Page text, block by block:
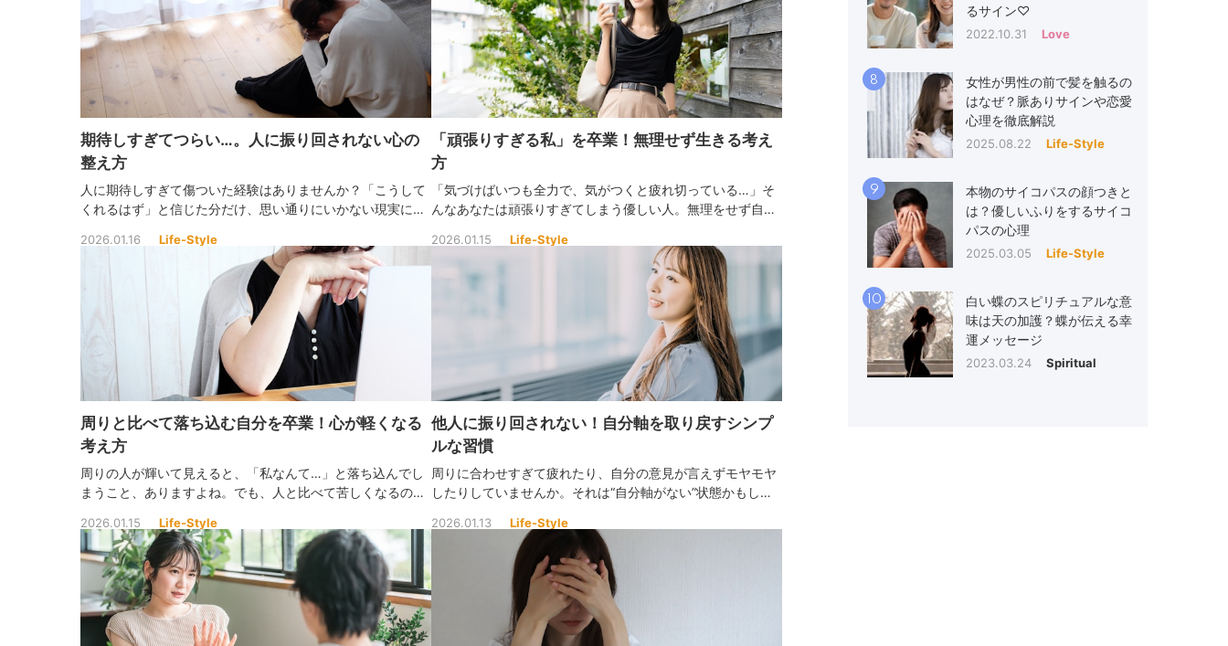
期待しすぎてつらい…。人に振り回されない心の
整え方
人に期待しすぎて傷ついた経験はありませんか？「こうして
くれるはず」と信じた分だけ、思い通りにいかない現実に心
になれる方法を見つけましょう。
2026.01.16 Life-Style
「頑張りすぎる私」を卒業！無理せず生きる考え
方
「気づけばいつも全力で、気がつくと疲れ切っている…」そ
んなあなたは頑張りすぎてしまう優しい人。無理をせず自分
2026.01.15 Life-Style
周りと比べて落ち込む自分を卒業！心が軽くなる
考え方
周りの人が輝いて見えると、「私なんて…」と落ち込んでし
まうこと、ありますよね。でも、人と比べて苦しくなるの
えるだけで、心は驚くほど軽くなりますよ！
2026.01.15 Life-Style
他人に振り回されない！自分軸を取り戻すシンプ
ルな習慣
周りに合わせすぎて疲れたり、自分の意見が言えずモヤモヤ
したりしていませんか。それは“自分軸がない”状態かもしれ
毎日がもっと穏やかで自由になりますよ！
2026.01.13 Life-Style
るサイン♡
2022.10.31 Love
8
女性が男性の前で髪を触るの
はなぜ？脈ありサインや恋愛
心理を徹底解説
2025.08.22 Life-Style
9
本物のサイコパスの顔つきと
は？優しいふりをするサイコ
パスの心理
2025.03.05 Life-Style
10
白い蝶のスピリチュアルな意
味は天の加護？蝶が伝える幸
運メッセージ
2023.03.24 Spiritual